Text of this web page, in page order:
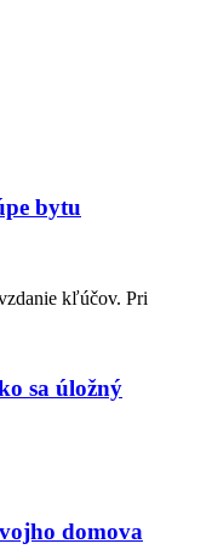
bytu
kľúčov. Pri
sa úložný
domova